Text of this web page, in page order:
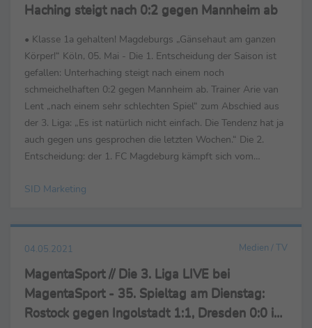
Haching steigt nach 0:2 gegen Mannheim ab
• Klasse 1a gehalten! Magdeburgs „Gänsehaut am ganzen
Körper!“ Köln, 05. Mai - Die 1. Entscheidung der Saison ist
gefallen: Unterhaching steigt nach einem noch
schmeichelhaften 0:2 gegen Mannheim ab. Trainer Arie van
Lent „nach einem sehr schlechten Spiel“ zum Abschied aus
der 3. Liga: „Es ist natürlich nicht einfach. Die Tendenz hat ja
auch gegen uns gesprochen die letzten Wochen.“ Die 2.
Entscheidung: der 1. FC Magdeburg kämpft sich vom
SID Marketing
04.05.2021 Medien / TV
MagentaSport // Die 3. Liga LIVE bei
MagentaSport - 35. Spieltag am Dienstag:
Rostock gegen Ingolstadt 1:1, Dresden 0:0 in